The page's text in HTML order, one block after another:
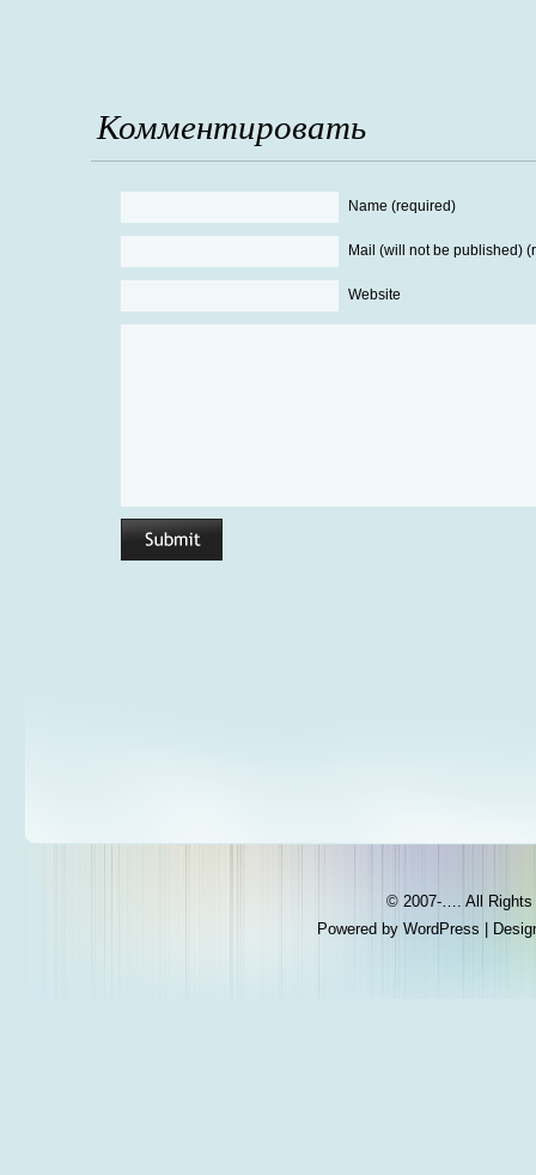
Комментировать
Name (required)
Mail (will not be published)
Website
© 2007-…. All
Powered by WordPress |